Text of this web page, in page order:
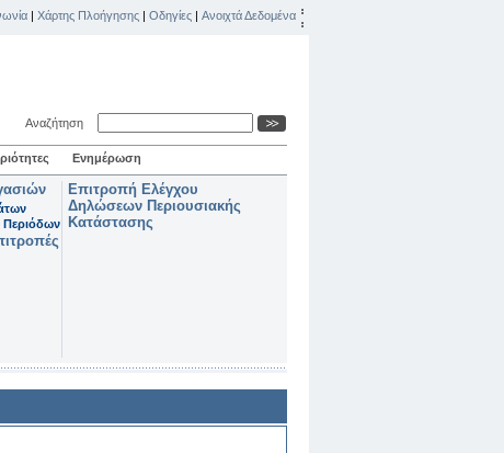
| Χάρτης Πλοήγησης | Οδηγίες | Ανοιχτά Δεδομένα
Αναζήτηση
Ενημέρωση
Επιτροπή Ελέγχου
Δηλώσεων Περιουσιακής
Κατάστασης